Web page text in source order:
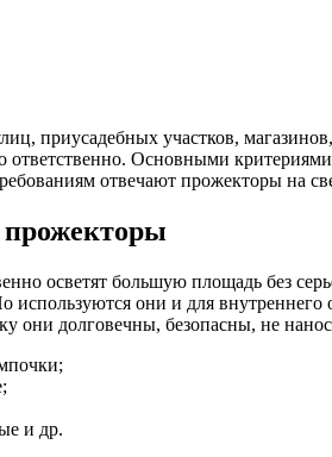
приусадебных участков,
ответственно. Основными
отвечают прожекторы на
осветят большую площадь без
используются они и для
они долговечны, безопасны, не
и др.